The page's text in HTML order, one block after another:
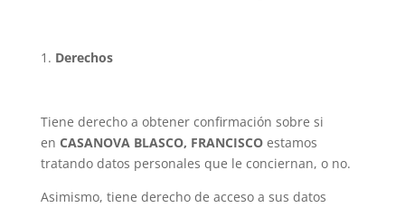
Derechos
Tiene derecho a obtener confirmación sobre si
en CASANOVA BLASCO, FRANCISCOestamos
tratando datos personales que le conciernan, o no.
Asimismo, tiene derecho de acceso a sus datos